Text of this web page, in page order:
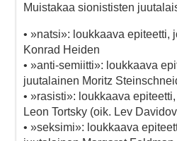
Muistakaa sionististen
• »natsi»: loukkaava epiteetti,
Konrad Heiden
• »anti-semiitti»: loukkaava
juutalainen Moritz
• »rasisti»: loukkaava
Leon Tortsky (oik. Lev
• »seksimi»: loukkaava